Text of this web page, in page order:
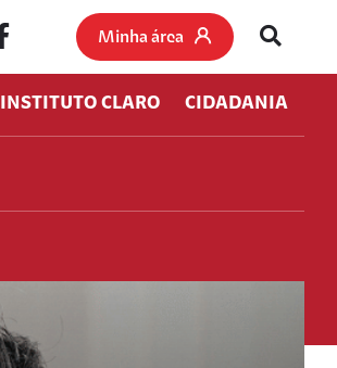
Minha área
INSTITUTO CLARO CIDADANIA